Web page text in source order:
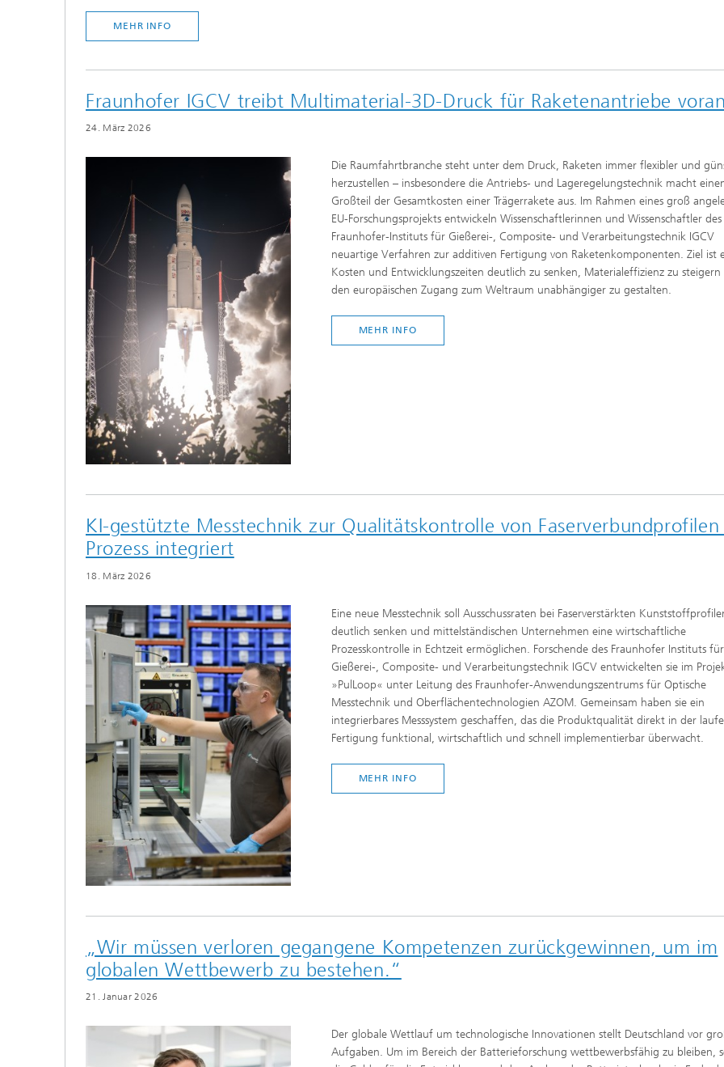
MEHR INFO
Fraunhofer IGCV treibt Multimaterial-3D-Druck für Raketenantriebe voran
24. März 2026
Die Raumfahrtbranche steht unter dem Druck, Raketen immer flexibler und
herzustellen – insbesondere die Antriebs- und Lageregelungstechnik macht
Großteil der Gesamtkosten einer Trägerrakete aus. Im Rahmen eines groß
EU-Forschungsprojekts entwickeln Wissenschaftlerinnen und Wissenschaftler des
Fraunhofer-Instituts für Gießerei-, Composite- und Verarbeitungstechnik IGCV
neuartige Verfahren zur additiven Fertigung von Raketenkomponenten. Ziel ist
Kosten und Entwicklungszeiten deutlich zu senken, Materialeffizienz zu steigern
den europäischen Zugang zum Weltraum unabhängiger zu gestalten.
MEHR INFO
KI-gestützte Messtechnik zur Qualitätskontrolle von Faserverbundprofilen
Prozess integriert
18. März 2026
Eine neue Messtechnik soll Ausschussraten bei Faserverstärkten
deutlich senken und mittelständischen Unternehmen eine wirtschaftliche
Prozesskontrolle in Echtzeit ermöglichen. Forschende des Fraunhofer Instituts für
Gießerei-, Composite- und Verarbeitungstechnik IGCV entwickelten sie im
»PulLoop« unter Leitung des Fraunhofer-Anwendungszentrums für Optische
Messtechnik und Oberflächentechnologien AZOM. Gemeinsam haben sie ein
integrierbares Messsystem geschaffen, das die Produktqualität direkt in der
Fertigung funktional, wirtschaftlich und schnell implementierbar überwacht.
MEHR INFO
„Wir müssen verloren gegangene Kompetenzen zurückgewinnen, um im
globalen Wettbewerb zu bestehen.“
21. Januar 2026
Der globale Wettlauf um technologische Innovationen stellt Deutschland vor
Aufgaben. Um im Bereich der Batterieforschung wettbewerbsfähig zu bleiben,